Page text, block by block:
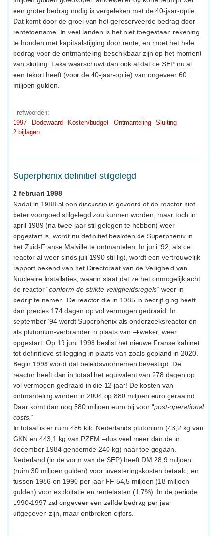
een groter bedrag nodig is vergeleken met de 40-jaar-optie.
Dat komt door de groei van het gereserveerde bedrag door
rentetoename. In veel landen is het niet toegestaan rekening
te houden met kapitaalstijging door rente, en moet het hele
bedrag voor de ontmanteling beschikbaar zijn op het moment
van sluiting. Laka waarschuwt dan ook al dat de SEP nu al
een tekort heeft (voor de 40-jaar-optie) van ongeveer 60
miljoen gulden.
Trefwoorden:
1997
Dodewaard Kosten/budget Ontmanteling
Sluiting
2 bijlagen
Superphenix definitief stilgelegd
2 februari 1998
Nadat in 1988 al een discussie is gevoerd of de reactor niet
beter voorgoed stilgelegd zou kunnen worden, maar toch in
april 1989 (na twee jaar stil gelegen te hebben) weer
opgestart is, wordt nu definitief besloten de Superphenix in
het Zuid-Franse Malville te ontmantelen. In juni ‘92, als de
reactor al weer sinds juli 1990 stil ligt, wordt een vertrouwelijk
rapport bekend van het Directoraat van de Veiligheid van
Nucleaire Installaties, waarin staat dat ze het onmogelijk acht
de reactor “conform de strikte veiligheidsregels“ weer in
bedrijf te nemen. De reactor die in 1985 in bedrijf ging heeft
dan precies 174 dagen op vol vermogen gedraaid. In
september ’94 wordt Superphenix als onderzoeksreactor en
als plutonium-verbrander in plaats van –kweker, weer
opgestart. Op 19 juni 1998 beslist het nieuwe Franse kabinet
tot definitieve stillegging in plaats van zoals gepland in 2020.
Begin 1998 wordt dat beleidsvoornemen bevestigd. De
reactor heeft dan in totaal het equivalent van 278 dagen op
vol vermogen gedraaid in die 12 jaar! De kosten van
ontmanteling worden in 2004 op 880 miljoen euro geraamd.
Daar komt dan nog 580 miljoen euro bij voor “post-operational
costs. “
In totaal is er ruim 486 kilo Nederlands plutonium (43,2 kg van
GKN en 443,1 kg van PZEM –dus veel meer dan de in
december 1984 genoemde 240 kg) naar toe gegaan.
Nederland (in de vorm van de SEP) heeft DM 28,9 miljoen
(ruim 30 miljoen gulden) voor investeringskosten betaald, en
tussen 1986 en 1990 per jaar FF 54,5 miljoen (18 miljoen
gulden) voor exploitatie en rentelasten (1,7%). In de periode
1990-1997 zal ongeveer een zelfde bedrag per jaar
uitgegeven zijn, maar ontbreken cijfers.